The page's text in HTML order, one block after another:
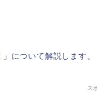
」について解説します。
ス